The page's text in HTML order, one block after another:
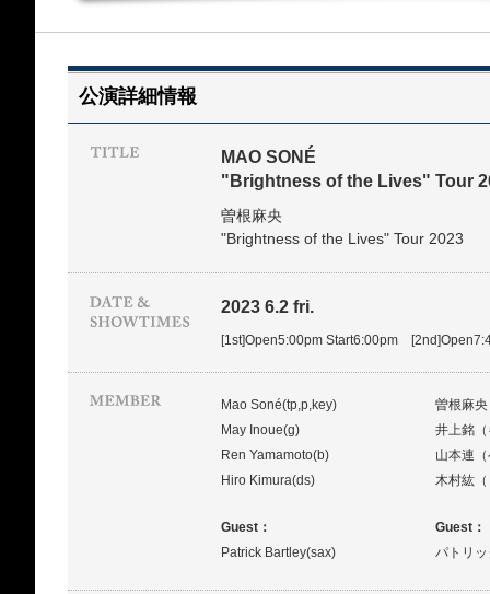
公演詳細情報
MAO SONÉ
"Brightness of the Lives" Tour
曽根麻央
"Brightness of the Lives" Tour 2023
2023 6.2 fri.
[1st]Open5:00pm Start6:00pm
Mao Soné(tp,p,key)
曽根麻
May Inoue(g)
井上銘
Ren Yamamoto(b)
山本連
Hiro Kimura(ds)
木村紘
Guest：
Guest：
Patrick Bartley(sax)
パトリ